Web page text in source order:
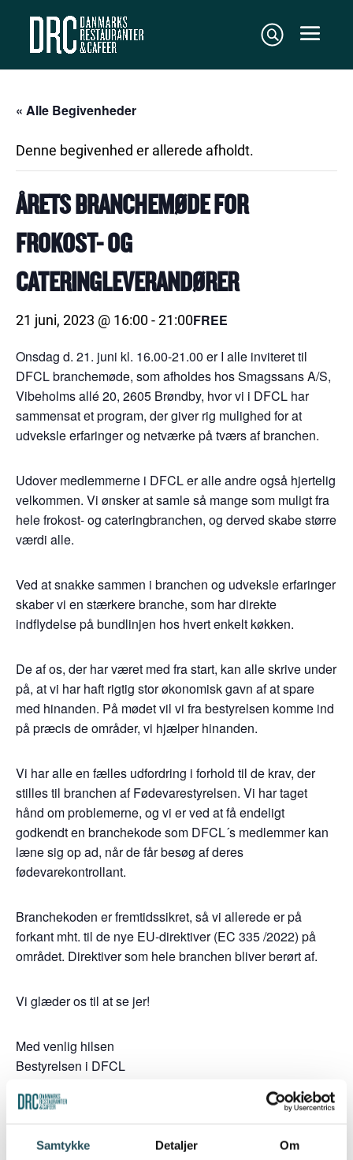
Samtykke Detaljer Om
« Alle Begivenheder
Denne begivenhed er allerede afholdt.
ÅRETS BRANCHEMØDE FOR
FROKOST- OG
CATERINGLEVERANDØRER
21 juni, 2023 @ 16:00-21:00FREE
Onsdag d. 21. juni kl. 16.00-21.00 er I alle inviteret til
DFCL branchemøde, som afholdes hos Smagssans A/S,
Vibeholms allé 20, 2605 Brøndby, hvor vi i DFCL har
sammensat et program, der giver rig mulighed for at
udveksle erfaringer og netværke på tværs af branchen.
Udover medlemmerne i DFCL er alle andre også hjertelig
velkommen. Vi ønsker at samle så mange som muligt fra
hele frokost- og cateringbranchen, og derved skabe større
værdi alle.
Ved at snakke sammen i branchen og udveksle erfaringer
skaber vi en stærkere branche, som har direkte
indflydelse på bundlinjen hos hvert enkelt køkken.
De af os, der har været med fra start, kan alle skrive under
på, at vi har haft rigtig stor økonomisk gavn af at spare
med hinanden. På mødet vil vi fra bestyrelsen komme ind
på præcis de områder, vi hjælper hinanden.
Vi har alle en fælles udfordring i forhold til de krav, der
stilles til branchen af Fødevarestyrelsen. Vi har taget
hånd om problemerne, og vi er ved at få endeligt
godkendt en branchekode som DFCL´s medlemmer kan
læne sig op ad, når de får besøg af deres
fødevarekontrollant.
Branchekoden er fremtidssikret, så vi allerede er på
forkant mht. til de nye EU-direktiver (EC 335 /2022) på
området. Direktiver som hele branchen bliver berørt af.
Vi glæder os til at se jer!
Med venlig hilsen
Bestyrelsen i DFCL
Ronny Saul (Jesper´s Torvekøkken)
Thomas Tranberg (Smagssans)
Simon Bowell (Frokostfirmaet)